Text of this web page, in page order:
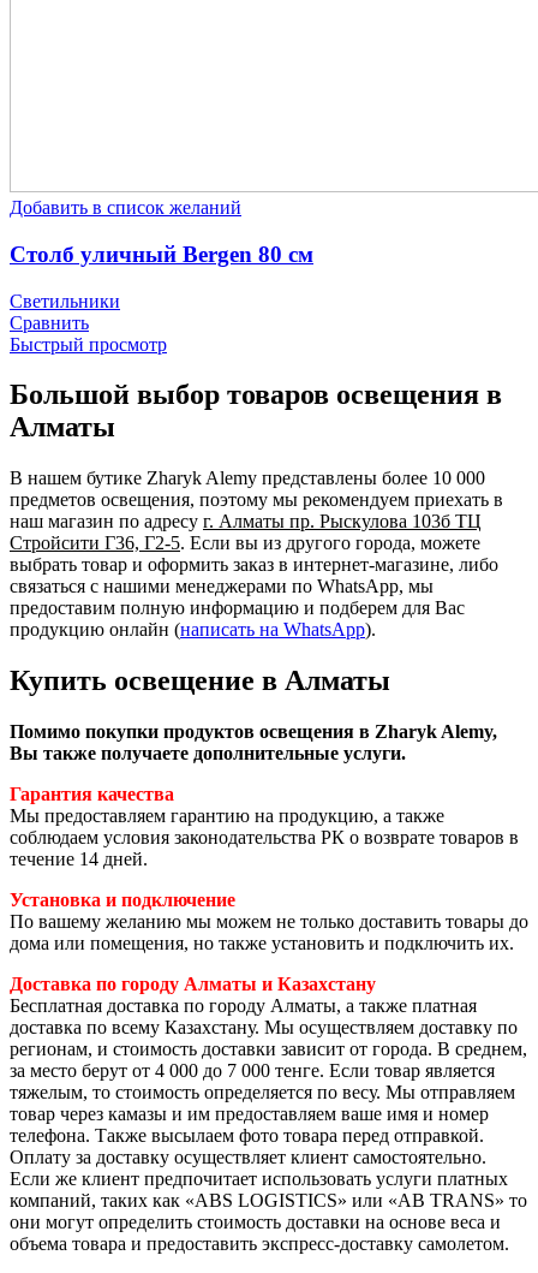
Добавить в список желаний
Столб уличный Bergen 80 см
Светильники
Сравнить
Быстрый просмотр
Большой выбор товаров освещения в
Алматы
В нашем бутике Zharyk Alemy представлены более 10 000
предметов освещения, поэтому мы рекомендуем приехать в
наш магазин по адресу г. Алматы пр. Рыскулова 103б ТЦ
Стройсити Г36, Г2-5. Если вы из другого города, можете
выбрать товар и оформить заказ в интернет-магазине, либо
связаться с нашими менеджерами по WhatsApp, мы
предоставим полную информацию и подберем для Вас
продукцию онлайн (написать на WhatsApp).
Купить освещение в Алматы
Помимо покупки продуктов освещения в Zharyk Alemy,
Вы также получаете дополнительные услуги.
Гарантия качества
Мы предоставляем гарантию на продукцию, а также
соблюдаем условия законодательства РК о возврате товаров в
течение 14 дней.
Установка и подключение
По вашему желанию мы можем не только доставить товары до
дома или помещения, но также установить и подключить их.
Доставка по городу Алматы и Казахстану
Бесплатная доставка по городу Алматы, а также платная
доставка по всему Казахстану. Мы осуществляем доставку по
регионам, и стоимость доставки зависит от города. В среднем,
за место берут от 4 000 до 7 000 тенге. Если товар является
тяжелым, то стоимость определяется по весу. Мы отправляем
товар через камазы и им предоставляем ваше имя и номер
телефона. Также высылаем фото товара перед отправкой.
Оплату за доставку осуществляет клиент самостоятельно.
Если же клиент предпочитает использовать услуги платных
компаний, таких как «ABS LOGISTICS» или «AB TRANS» то
они могут определить стоимость доставки на основе веса и
объема товара и предоставить экспресс-доставку самолетом.